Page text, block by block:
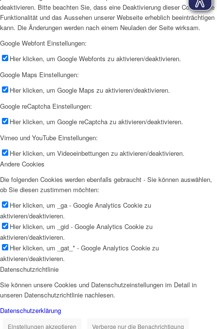
deaktivieren. Bitte beachten Sie, dass eine Deaktivierung dieser Cookies die
Funktionalität und das Aussehen unserer Webseite erheblich beeinträchtigen
kann. Die Änderungen werden nach einem Neuladen der Seite wirksam.
Google Webfont Einstellungen:
Hier klicken, um Google Webfonts zu aktivieren/deaktivieren.
Google Maps Einstellungen:
Hier klicken, um Google Maps zu aktivieren/deaktivieren.
Google reCaptcha Einstellungen:
Hier klicken, um Google reCaptcha zu aktivieren/deaktivieren.
Vimeo und YouTube Einstellungen:
Hier klicken, um Videoeinbettungen zu aktivieren/deaktivieren.
Andere Cookies
Die folgenden Cookies werden ebenfalls gebraucht - Sie können auswählen,
ob Sie diesen zustimmen möchten:
Hier klicken, um _ga - Google Analytics Cookie zu
aktivieren/deaktivieren.
Hier klicken, um _gid - Google Analytics Cookie zu
aktivieren/deaktivieren.
Hier klicken, um _gat_* - Google Analytics Cookie zu
aktivieren/deaktivieren.
Datenschutzrichtlinie
Sie können unsere Cookies und Datenschutzeinstellungen im Detail in
unseren Datenschutzrichtlinie nachlesen.
Datenschutzerklärung
Einstellungen akzeptieren Verberge nur die Benachrichtigung